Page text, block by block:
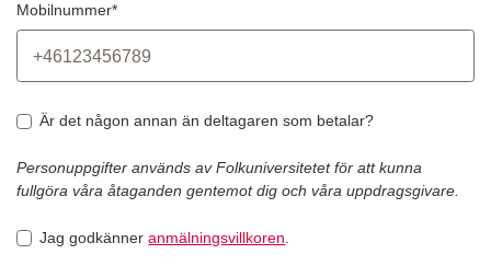
Mobilnummer*
Är det någon annan än deltagaren som betalar?
Personuppgifter används av Folkuniversitetet för att kunna
fullgöra våra åtaganden gentemot dig och våra uppdragsgivare.
Jag godkänneranmälningsvillkoren